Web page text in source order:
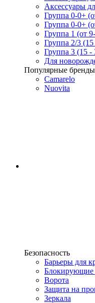
Аксессуары
Группа 0-0+
Группа 0-0+
Группа 1 (от
Группа 2/3 (15
Группа 3 (15 -
Для
Популярные бренды
Camarelo
Nuovita
Безопасность
Барьеры для
Блокирующие
Ворота
Защита на
Зеркала